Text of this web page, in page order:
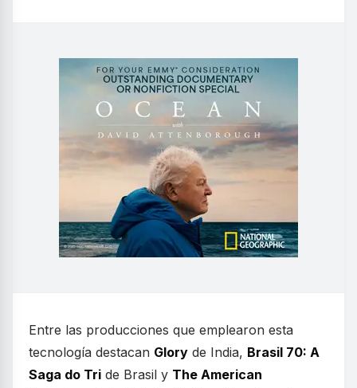
Entre las producciones que emplearon esta
tecnología destacan Glory de India, Brasil 70: A
Saga do Tri de Brasil y The American